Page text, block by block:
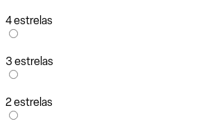
4 estrelas
3 estrelas
2 estrelas